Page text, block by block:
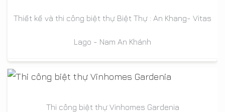
Thiết kế và thi công biệt thự Biệt Thự : An Khang- Vitas
Lago - Nam An Khánh
Thi công biệt thự Vinhomes Gardenia